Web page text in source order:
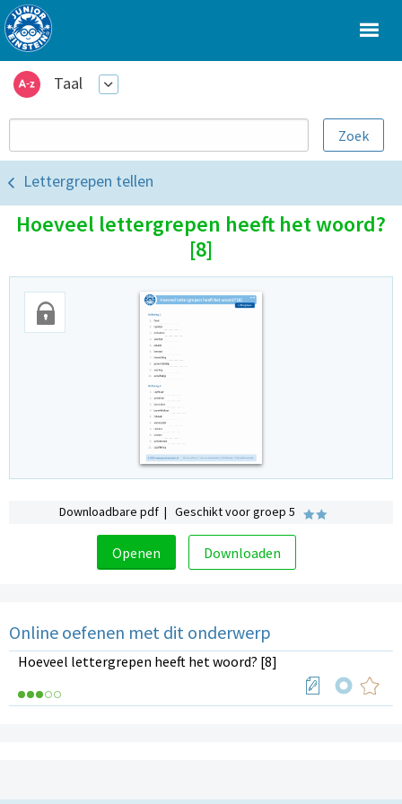
Taal
Lettergrepen tellen
Hoeveel lettergrepen heeft het woord?
[8]
Downloadbare pdf | Geschikt voor groep 5
Openen Downloaden
Online oefenen met dit onderwerp
Hoeveel lettergrepen heeft het woord? [8]